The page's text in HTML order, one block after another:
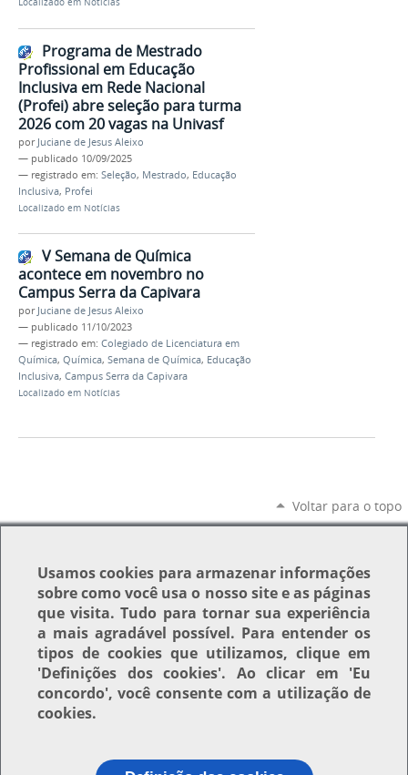
Programa de Mestrado
Profissional em Educação
Inclusiva em Rede Nacional
(Profei) abre seleção para turma
2026 com 20 vagas na Univasf
por Juciane de Jesus Aleixo
— publicado 10/09/2025
— registrado em: Seleção, Mestrado, Educação
Inclusiva, Profei
Localizado em Notícias
V Semana de Química
acontece em novembro no
Campus Serra da Capivara
por Juciane de Jesus Aleixo
— publicado 11/10/2023
— registrado em: Colegiado de Licenciatura em
Química, Química, Semana de Química, Educação
Inclusiva, Campus Serra da Capivara
Localizado em Notícias
Voltar para o topo
Usamoscookies para armazenar informações
sobre como você usa o nosso site e as páginas
que visita. Tudo para tornar sua experiência
a mais agradável possível. Para entender os
tipos de cookies que utilizamos, clique em
'Definições dos cookies'. Ao clicar em 'Eu
concordo', você consente com a utilização de
cookies.